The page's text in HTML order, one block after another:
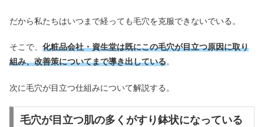
だから私たちはいつまで経っても毛穴を克服できないでいる。
そこで、 化粧品会社・資生堂は既にこの毛穴が目立つ原因に取り
組み、改善策についてまで導き出している。
次に毛穴が目立つ仕組みについて解説する。
毛穴が目立つ肌の多くがすり鉢状になっている